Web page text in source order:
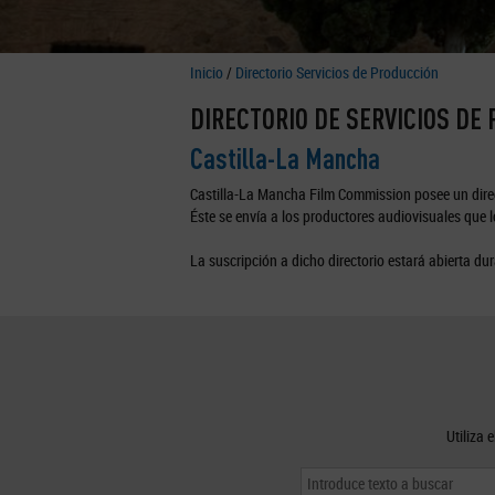
Inicio / Directorio Servicios de Producción
DIRECTORIO DE SERVICIOS DE
Castilla-La Mancha
Castilla-La Mancha Film Commission posee un
Éste se envía a los productores audiovisuales que
La suscripción a dicho directorio estará abierta
Utiliza